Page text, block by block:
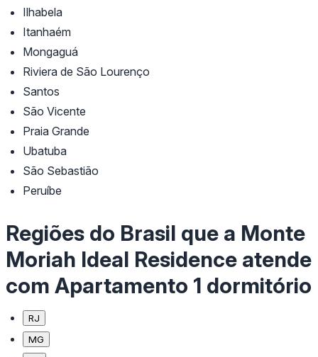
Ilhabela
Itanhaém
Mongaguá
Riviera de São Lourenço
Santos
São Vicente
Praia Grande
Ubatuba
São Sebastião
Peruíbe
Regiões do Brasil que a Monte
Moriah Ideal Residence atende
com Apartamento 1 dormitório
RJ
MG